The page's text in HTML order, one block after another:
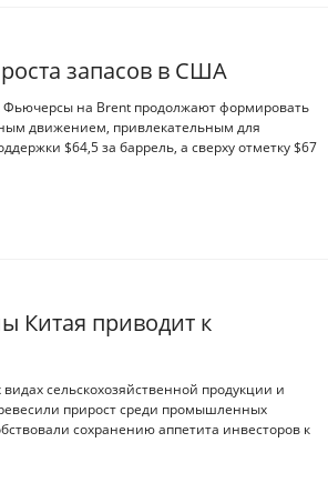
запасов в США
Фьючерсы на Brent продолжают формировать
движением, привлекательным для
$64,5 за баррель, а сверху отметку $67
Китая приводит к
сельскохозяйственной продукции и
прирост среди промышленных
сохранению аппетита инвесторов к